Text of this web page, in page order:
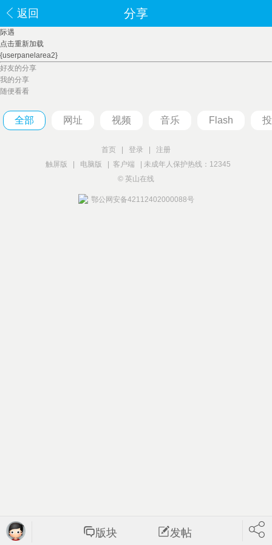
返回 分享
际遇
点击重新加载
{userpanelarea2}
好友的分享
我的分享
随便看看
全部 网址 视频 音乐 Flash
首页 登录
注册
触屏版
电脑版 客户端
未成年人保护热线：12345
© 英山在线
鄂公网安备42112402000088号
版块 发帖